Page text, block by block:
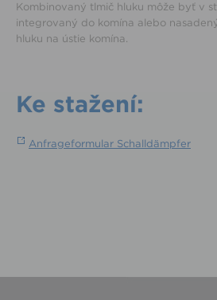
Kombinovaný tlmič hluku môže byť v
integrovaný do komína alebo
hluku na ústie komína.
Ke stažení:
Anfrageformular Schalldämpfer